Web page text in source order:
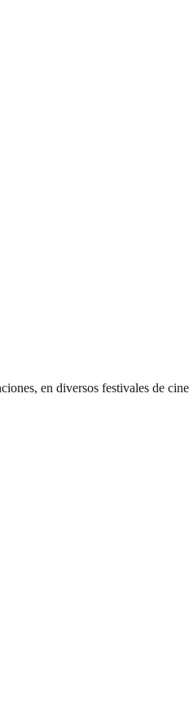
en diversos festivales de